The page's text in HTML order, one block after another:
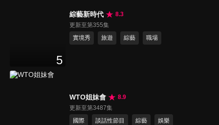
5
綜藝新時代
8.3
更新至第355集
實境秀
旅遊 綜藝 職場
WTO姐妹會
8.9
更新至第3487集
國際
談話性節目 綜藝 娛樂